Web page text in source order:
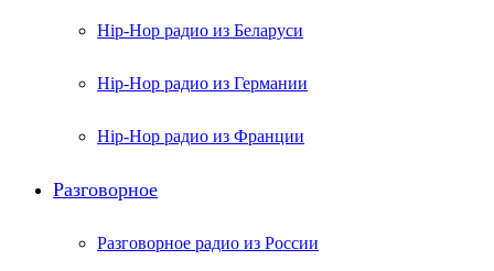
Hip-Hop радио из Беларуси
Hip-Hop радио из Германии
Hip-Hop радио из Франции
Разговорное
Разговорное радио из России